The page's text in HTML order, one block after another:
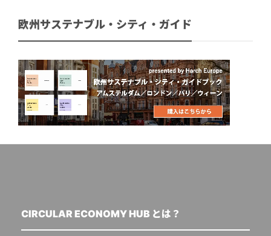
欧州サステナブル・シティ・ガイド
CIRCULAR ECONOMY HUB とは？